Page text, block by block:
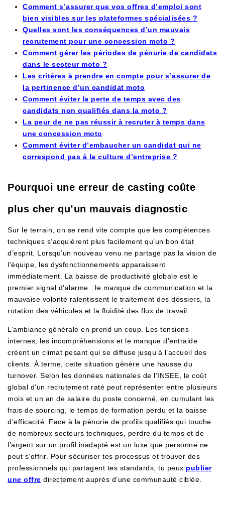
Comment s’assurer que vos offres d’emploi sont
bien visibles sur les plateformes spécialisées ?
Quelles sont les conséquences d’un mauvais
recrutement pour une concession moto ?
Comment gérer les périodes de pénurie de candidats
dans le secteur moto ?
Les critères à prendre en compte pour s’assurer de
la pertinence d’un candidat moto
Comment éviter la perte de temps avec des
candidats non qualifiés dans la moto ?
La peur de ne pas réussir à recruter à temps dans
une concession moto
Comment éviter d’embaucher un candidat qui ne
correspond pas à la culture d’entreprise ?
Pourquoi une erreur de casting coûte
plus cher qu’un mauvais diagnostic
Sur le terrain, on se rend vite compte que les compétences
techniques s’acquièrent plus facilement qu’un bon état
d’esprit. Lorsqu’un nouveau venu ne partage pas la vision de
l’équipe, les dysfonctionnements apparaissent
immédiatement. La baisse de productivité globale est le
premier signal d’alarme : le manque de communication et la
mauvaise volonté ralentissent le traitement des dossiers, la
rotation des véhicules et la fluidité des flux de travail.
L’ambiance générale en prend un coup. Les tensions
internes, les incompréhensions et le manque d’entraide
créent un climat pesant qui se diffuse jusqu’à l’accueil des
clients. À terme, cette situation génère une hausse du
turnover. Selon les données nationales de l’INSEE, le coût
global d’un recrutement raté peut représenter entre plusieurs
mois et un an de salaire du poste concerné, en cumulant les
frais de sourcing, le temps de formation perdu et la baisse
d’efficacité. Face à la pénurie de profils qualifiés qui touche
de nombreux secteurs techniques, perdre du temps et de
l’argent sur un profil inadapté est un luxe que personne ne
peut s’offrir. Pour sécuriser tes processus et trouver des
professionnels qui partagent tes standards, tu peux publier
une offre directement auprès d’une communauté ciblée.